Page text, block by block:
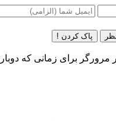
پاک کردن !
مرورگر برای زمانی که